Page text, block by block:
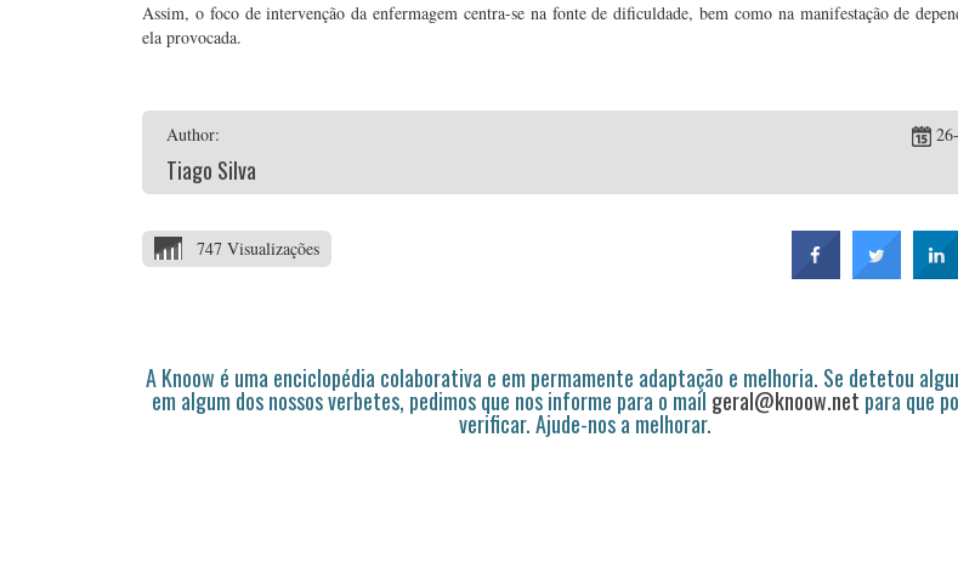
Assim, o foco de intervenção da enfermagem centra-se na fonte de dificuldade, bem como na manifestação de
ela provocada.
Author:
Tiago Silva
747 Visualizações
A Knoow é uma enciclopédia colaborativa e em permamente adaptação e melhoria. Se detetou
em algum dos nossos verbetes, pedimos que nos informe para o mail geral@knoow.net para que
verificar. Ajude-nos a melhorar.